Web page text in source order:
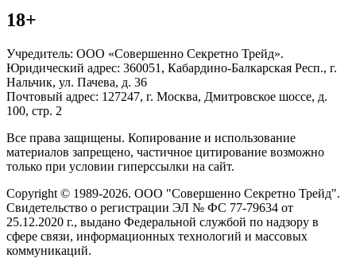
18+
Учредитель: ООО «Совершенно Секретно Трейд».
Юридический адрес: 360051, Кабардино-Балкарская Респ., г.
Нальчик, ул. Пачева, д. 36
Почтовый адрес: 127247, г. Москва, Дмитровское шоссе, д.
100, стр. 2
Все права защищены. Копирование и использование
материалов запрещено, частичное цитирование возможно
только при условии гиперссылки на сайт.
Copyright © 1989-2026. ООО "Совершенно Секретно Трейд".
Свидетельство о регистрации ЭЛ № ФС 77-79634 от
25.12.2020 г., выдано Федеральной службой по надзору в
сфере связи, информационных технологий и массовых
коммуникаций.